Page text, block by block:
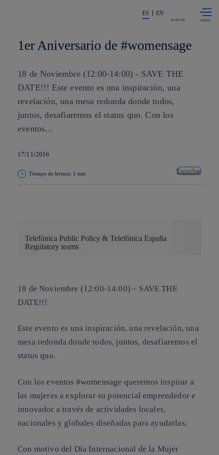
La acción en accionistas e
ES EN
BUSCAR
1er Aniversario de #womensage
18 de Noviembre (12:00-14:00) - SAVE THE
DATE!!! Este evento es una inspiración, una
revelación, una mesa redonda donde todos,
juntos, desafiaremos el status quo. Con los
eventos...
17/11/2016
Tiempo de lectura: 1 min Escuchar
Telefónica Public Policy & Telefónica España
Regulatory teams
18 de Noviembre (12:00-14:00) – SAVE THE
DATE!!!
Este evento es una inspiración, una revelación, una
mesa redonda donde todos, juntos, desafiaremos el
status quo.
Con los eventos #womensage queremos inspirar a
las mujeres a explorar su potencial emprendedor e
innovador a través de actividades locales,
nacionales y globales diseñadas para ayudarlas.
Con motivo del Día Internacional de la Mujer